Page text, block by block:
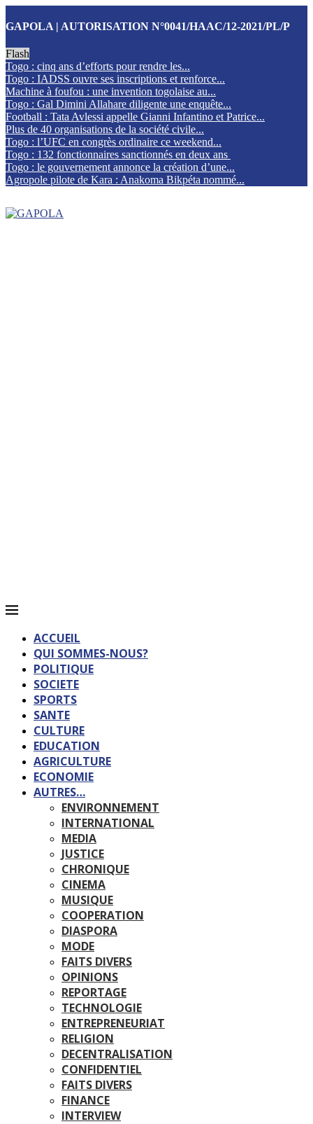
GAPOLA | AUTORISATION N°0041/HAAC/12-2021/PL/P
Flash
Togo : cinq ans d’efforts pour rendre les...
Togo : IADSS ouvre ses inscriptions et renforce...
Machine à foufou : une invention togolaise au...
Togo : Gal Dimini Allahare diligente une enquête...
Football : Tata Avlessi appelle Gianni Infantino et Patrice...
Plus de 40 organisations de la société civile...
Togo : l’UFC en congrès ordinaire ce weekend...
Togo : 132 fonctionnaires sanctionnés en deux ans
Togo : le gouvernement annonce la création d’une...
Agropole pilote de Kara : Anakoma Bikpéta nommé...
ACCUEIL
QUI SOMMES-NOUS?
POLITIQUE
SOCIETE
SPORTS
SANTE
CULTURE
EDUCATION
AGRICULTURE
ECONOMIE
AUTRES…
ENVIRONNEMENT
INTERNATIONAL
MEDIA
JUSTICE
CHRONIQUE
CINEMA
MUSIQUE
COOPERATION
DIASPORA
MODE
FAITS DIVERS
OPINIONS
REPORTAGE
TECHNOLOGIE
ENTREPRENEURIAT
RELIGION
DECENTRALISATION
CONFIDENTIEL
FAITS DIVERS
FINANCE
INTERVIEW